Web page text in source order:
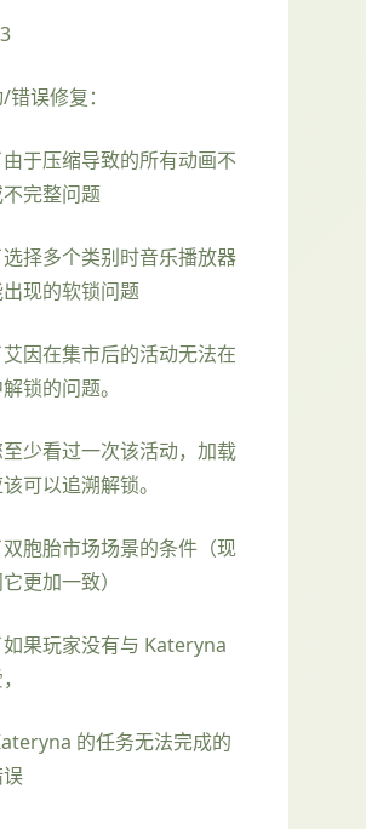
误修复：
于压缩导致的所有动画不
完整问题
择多个类别时音乐播放器
现的软锁问题
因在集市后的活动无法在
锁的问题。
少看过一次该活动，加载
可以追溯解锁。
胞胎市场场景的条件（现
更加一致）
果玩家没有与 Kateryna
的任务无法完成的